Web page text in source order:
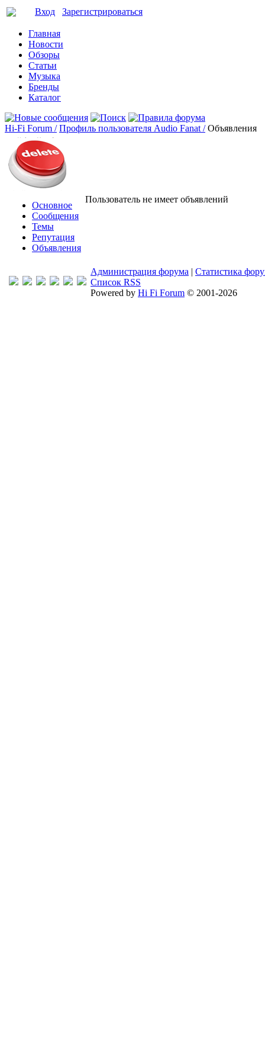
Вход Зарегистрироваться
Главная
Новости
Обзоры
Статьи
Музыка
Бренды
Каталог
Hi-Fi Forum / Профиль пользователя Audio Fanat / Объявления
Основное
Сообщения
Темы
Репутация
Объявления
Пользователь не имеет объявлений
Администрация форума | Статистика
Список RSS
Powered by Hi Fi Forum © 2001-2026